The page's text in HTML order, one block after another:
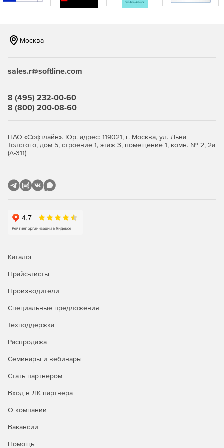
Разграничивайте права доступа, управляйте
Интеллектуальная обработка документов
https://www.directum.ru/solution/
распределять поток входящих документов по
автоматически регистрируют и заполняют
https://www.directum.ru/solution/
Договоры
Используйте встроенные маршруты
Москва
sales.r@softline.com
8 (495) 232-00-60
8 (800) 200-08-60
ПАО «Софтлайн». Юр. адрес: 119021, г. Москва, ул. Льва
Толстого, дом 5, строение 1, этаж 3, помещение 1, комн. № 2, 2а
(А-311)
Каталог
Прайс-листы
Производители
Специальные предложения
Техподдержка
Распродажа
Семинары и вебинары
Стать партнером
Вход в ЛК партнера
О компании
Вакансии
Помощь